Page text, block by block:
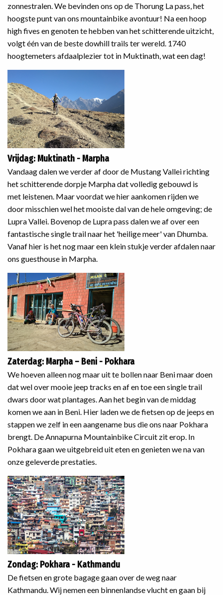
zonnestralen. We bevinden ons op de Thorung La pass, het
hoogste punt van ons mountainbike avontuur! Na een hoop
high fives en genoten te hebben van het schitterende uitzicht,
volgt één van de beste dowhill trails ter wereld. 1740
hoogtemeters afdaalplezier tot in Muktinath, wat een dag!
Vrijdag: Muktinath - Marpha
Vandaag dalen we verder af door de Mustang Vallei richting
het schitterende dorpje Marpha dat volledig gebouwd is
met leistenen. Maar voordat we hier aankomen rijden we
door misschien wel het mooiste dal van de hele omgeving; de
Lupra Vallei. Bovenop de Lupra pass dalen we af over een
fantastische single trail naar het 'heilige meer' van Dhumba.
Vanaf hier is het nog maar een klein stukje verder afdalen naar
ons guesthouse in Marpha.
Zaterdag: Marpha – Beni - Pokhara
We hoeven alleen nog maar uit te bollen naar Beni maar doen
dat wel over mooie jeep tracks en af en toe een single trail
dwars door wat plantages. Aan het begin van de middag
komen we aan in Beni. Hier laden we de fietsen op de jeeps en
stappen we zelf in een aangename bus die ons naar Pokhara
brengt. De Annapurna Mountainbike Circuit zit erop. In
Pokhara gaan we uitgebreid uit eten en genieten we na van
onze geleverde prestaties.
Zondag: Pokhara - Kathmandu
De fietsen en grote bagage gaan over de weg naar
Kathmandu. Wij nemen een binnenlandse vlucht en gaan bij